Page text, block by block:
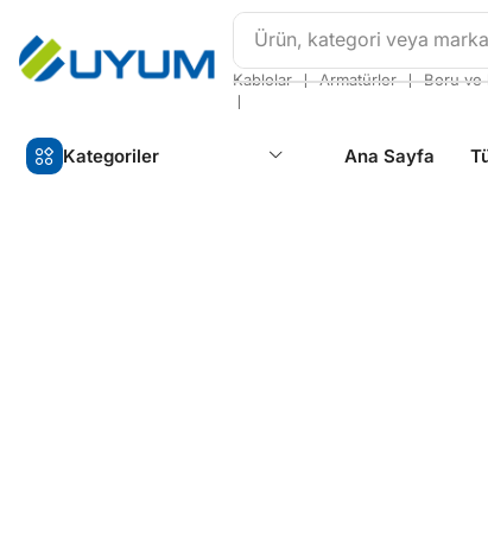
Ürün, kategori veya marka
Kablolar ❘ Armatürler ❘ Boru ve
❘
Kategoriler Ana Sayfa